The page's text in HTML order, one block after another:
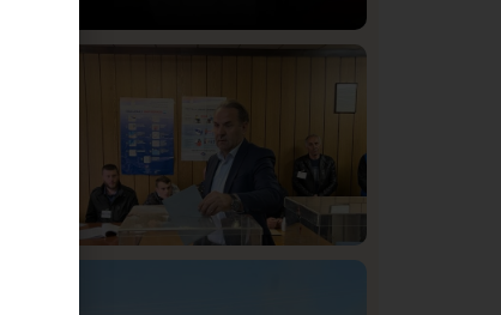
Lončar o Opštoj bolnici u Novom
Pazaru: „Šta glumite? Taksi stanicu?“